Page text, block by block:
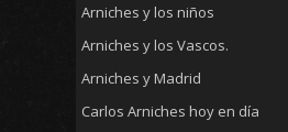
Arniches y los niños
Arniches y los Vascos.
Arniches y Madrid
Carlos Arniches hoy en día